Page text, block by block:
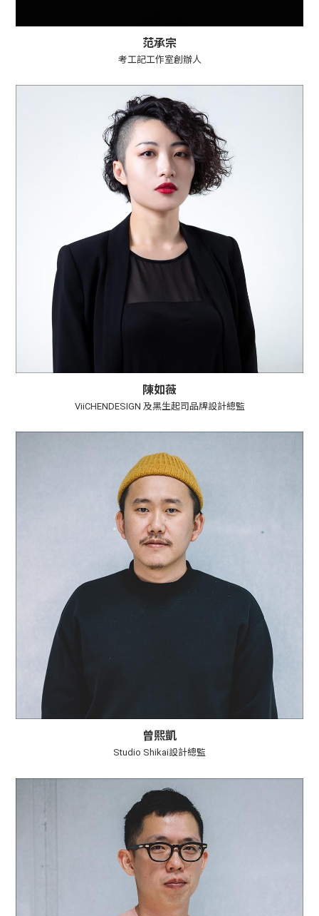
范承宗
考工記工作室創辦人
陳如薇
ViiCHENDESIGN 及黑生起司品牌設計總監
曾熙凱
Studio Shikai設計總監